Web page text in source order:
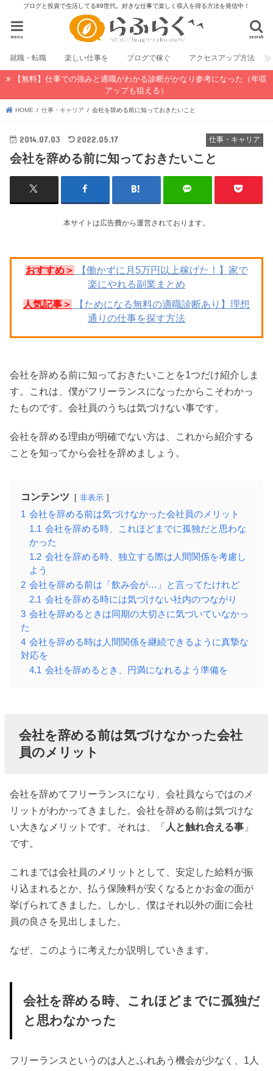
ブログと投資で生活してる89世代。好きな仕事で楽しく収入を得る方法を発信中！
search
menu
就職・転職 楽しい仕事を ブログで稼ぐ アクセスアップ方法
【無料】仕事での強みと適職がわかる診断がかなり参考になった（年収
アップも狙える）
HOME 仕事・キャリア 会社を辞める前に知っておきたいこと
仕事・キャリア
2014.07.03 2022.05.17
会社を辞める前に知っておきたいこと
本サイトは広告費から運営されております。
おすすめ＞
【働かずに月5万円以上稼げた！】家で
楽にやれる副業まとめ
人気記事＞
【ためになる無料の適職診断あり】理想
通りの仕事を探す方法
会社を辞める前に知っておきたいことを1つだけ紹介しま
す。これは、僕がフリーランスになったからこそわかっ
たものです。会社員のうちは気づけない事です。
会社を辞める理由が明確でない方は、これから紹介する
ことを知ってから会社を辞めましょう。
コンテンツ 非表示
1 会社を辞める前は気づけなかった会社員のメリット
1.1 会社を辞める時、これほどまでに孤独だと思わな
かった
1.2 会社を辞める時、独立する際は人間関係を考慮し
よう
2 会社を辞める前は「飲み会が…」と言ってたけれど
2.1 会社を辞める時には気づけない社内のつながり
3 会社を辞めるときは同期の大切さに気づいていなかっ
た
4 会社を辞める時は人間関係を継続できるように真摯な
対応を
4.1 会社を辞めるとき、円満になれるよう準備を
会社を辞める前は気づけなかった会社
員のメリット
会社を辞めてフリーランスになり、会社員ならではのメ
リットがわかってきました。会社を辞める前は気づけな
い大きなメリットです。それは、「 人と触れ合える事 」
です。
これまでは会社員のメリットとして、安定した給料が振
り込まれるとか、払う保険料が安くなるとかお金の面が
挙げられてきました。しかし、僕はそれ以外の面に会社
員の良さを見出しました。
なぜ、このように考えたか説明していきます。
会社を辞める時、これほどまでに孤独だ
と思わなかった
フリーランスというのは人とふれあう機会が少なく、1人